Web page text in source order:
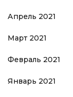
Апрель 2021
Март 2021
Февраль 2021
Январь 2021